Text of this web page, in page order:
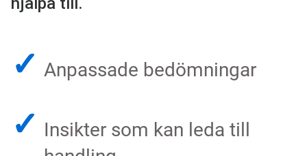
✓ Anpassade bedömningar
✓ Insikter som kan leda till